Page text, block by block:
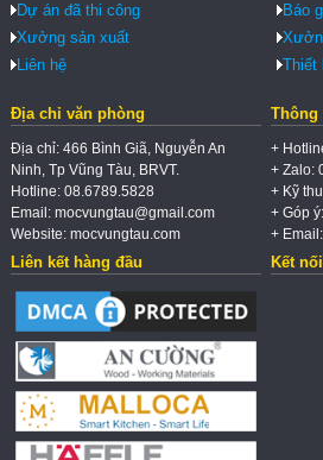
Dự án đã thi công
Xưởng sản xuất
Liên hệ
Báo
Thiết
Địa chỉ văn phòng
Địa chỉ: 466 Bình Giã, Nguyễn An
Ninh, Tp Vũng Tàu, BRVT.
Hotline: 08.6789.5828
Email: mocvungtau@gmail.com
Website: mocvungtau.com
Thông
+
+ Zalo:
+ Kỹ
+ Góp
+
Liên kết hàng đầu Kết